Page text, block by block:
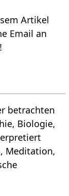
Artikel
Biologie,
Meditation,